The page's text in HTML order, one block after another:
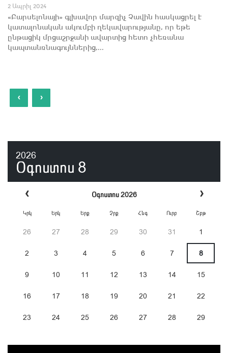
2 Ապրիլ 2024
«Բարսելոնայի» գլխավոր մարզիչ Չավին հասկացրել է
կատալոնական ակումբի ղեկավարությանը, որ եթե
ընթացիկ մրցաշրջանի ավարտից հետո չհեռանա
կապտանռնագույններից,...
‹ ›
2026
Օգոստոս 8
‹ Օգոստոս 2026 ›
Կրկ Երկ Երք Չրք Հնգ Ուրբ Շբթ
26 27 28 29 30 31 1
2 3 4 5 6 7 8
9 10 11 12 13 14 15
16 17 18 19 20 21 22
23 24 25 26 27 28 29